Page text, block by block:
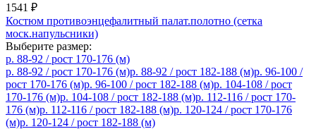
1541 ₽
Костюм противоэнцефалитный палат.полотно (сетка
моск.напульсники)
Выберите размер:
р. 88-92 / рост 170-176 (м)
р. 88-92 / рост 170-176 (м)р. 88-92 / рост 182-188 (м)р. 96-100 /
рост 170-176 (м)р. 96-100 / рост 182-188 (м)р. 104-108 / рост
170-176 (м)р. 104-108 / рост 182-188 (м)р. 112-116 / рост 170-
176 (м)р. 112-116 / рост 182-188 (м)р. 120-124 / рост 170-176
(м)р. 120-124 / рост 182-188 (м)